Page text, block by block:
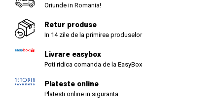
Oriunde in Romania!
Retur produse
In 14 zile de la primirea produselor
Livrare easybox
Poti ridica comanda de la EasyBox
Plateste online
Platesti online in siguranta